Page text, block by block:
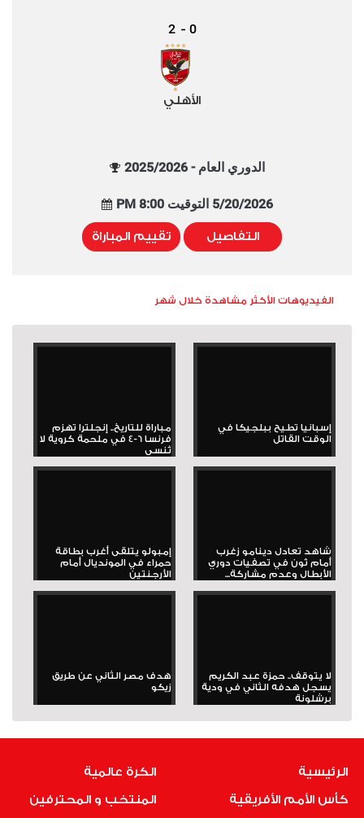
0
-
2
الأهلي
الدوري العام - 2025/2026
5/20/2026 التوقيت 8:00 PM
التفاصيل تقييم المباراة
الفيديوهات الأكثر مشاهدة خلال شهر
إسبانيا تطيح ببلجيكا في
الوقت القاتل
مباراة للتاريخ.. إنجلترا تهزم
فرنسا 6-4 في ملحمة كروية لا
تُنسى
شاهد تعادل دينامو زغرب
أمام ثون في تصفيات دوري
الأبطال وعدم مشاركة...
إمبولو يتلقى أغرب بطاقة
حمراء في المونديال أمام
الأرجنتين
لا يتوقف.. حمزة عبد الكريم
يسجل هدفه الثاني في ودية
برشلونة
هدف مصر الثاني عن طريق
زيكو
الرئيسية
كأس الأمم الأفريقية
الكرة عالمية
المنتخب و المحترفين